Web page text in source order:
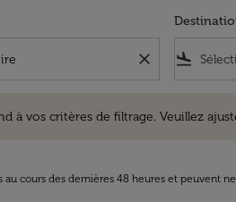
close flight_land
à vos critères de filtrage. Veuillez
cours des dernières 48 heures et peuvent